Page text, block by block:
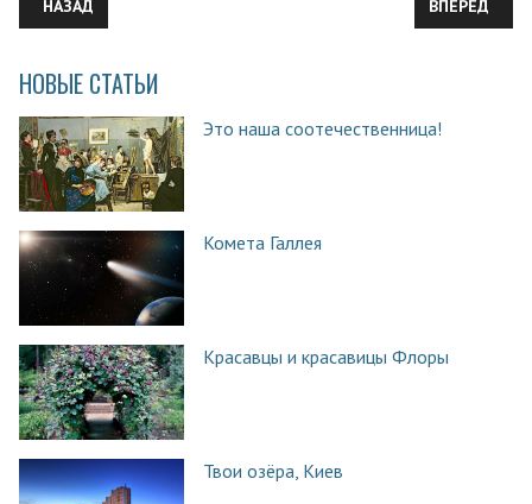
ПРЕДЫДУЩИЙ: «ЛОБАЧЕВСКИЙ БЫЛ НЕ ТОЛЬКО
НАЗАД ВПЕРЕД
НОВЫЕ СТАТЬИ
Это наша соотечественница!
Комета Галлея
Красавцы и красавицы Флоры
Твои озёра, Киев